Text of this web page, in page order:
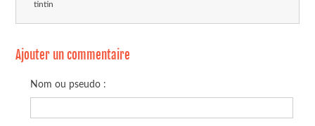
tintin
Ajouter un commentaire
Nom ou pseudo :